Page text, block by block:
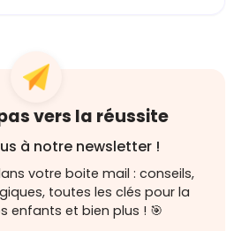
vers la réussite
à notre newsletter !
votre boite mail : conseils,
toutes les clés pour la
enfants et bien plus ! 🎯